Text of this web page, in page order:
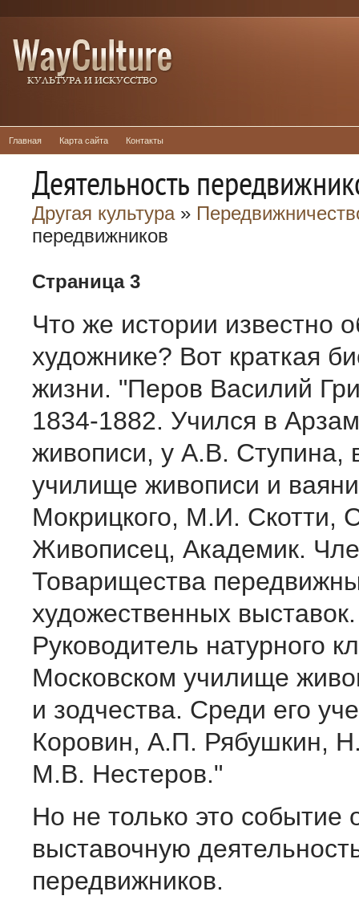
Главная Карта сайта Контакты
Деятельность
Другая культура»
передвижников
Страница 3
Что же истории известно
художнике? Вот краткая
жизни. "Перов Василий
1834-1882. Учился в
живописи, у А.В. Ступина,
училище живописи и
Мокрицкого, М.И. Скотти,
Живописец, Академик.
Товарищества
художественных выставок.
Руководитель натурного
Московском училище
и зодчества. Среди его
Коровин, А.П. Рябушкин,
М.В. Нестеров."
Но не только это событие
выставочную
передвижников.